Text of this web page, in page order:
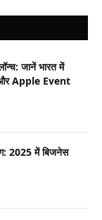
जानें भारत में
और Apple Event
2025 में बिजनेस